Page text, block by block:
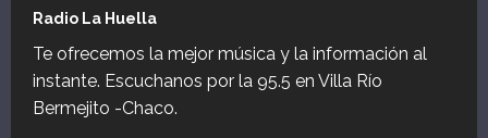
Radio La Huella
Te ofrecemos la mejor música y la información al
instante. Escuchanos por la 95.5 en Villa Río
Bermejito -Chaco.